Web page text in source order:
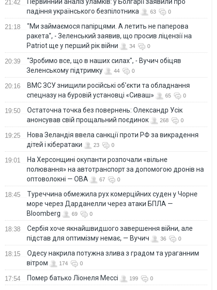
21:42
падіння українського безпілотника
63 0
21:18
"Ми займаємося папірцями. А летить не паперова
ракета", - Зеленський заявив, що просив ліцензії на
Patriot ще у перший рік війни
34 0
20:39
"Зробимо все, що в наших силах", - Вучич обіцяв
Зеленському підтримку
44 0
20:16
ВМС ЗСУ знищили російські об'єкти та обладнання
спецназу на буровій установці «Сиваш»
65 0
19:50
Остаточна точка без повернень: Олександр Усік
анонсував свій прощальний поєдинок
268 0
19:25
Нова Зеландія ввела санкції проти РФ за викрадення
дітей і кібератаки
23 0
19:01
На Херсонщині окупанти розпочали «вільне
полювання» на автотранспорт за допомогою дронів на
оптоволокні — ОВА
67 0
18:45
Туреччина обмежила рух комерційних суден у Чорне
море через Дарданелли через атаки БПЛА —
Bloomberg
69 0
18:38
Сербія хоче якнайшвидшого завершення війни, але
підстав для оптимізму немає, — Вучич
36 0
18:15
Одесу накрила потужна злива з градом та ураганним
вітром
174 0
17:54 Помер батько Ліонеля Мессі 199 0